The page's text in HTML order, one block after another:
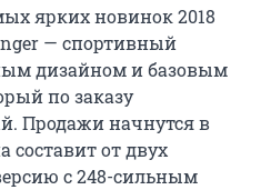
— спортивный
дизайном и базовым
по заказу
Продажи начнутся в
составит от двух
с 248-сильным
честных V6